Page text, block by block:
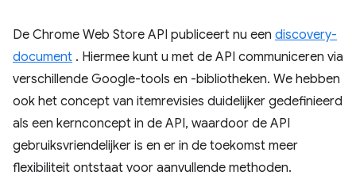
De Chrome Web Store API publiceert nu een discovery-
document . Hiermee kunt u met de API communiceren via
verschillende Google-tools en -bibliotheken. We hebben
ook het concept van itemrevisies duidelijker gedefinieerd
als een kernconcept in de API, waardoor de API
gebruiksvriendelijker is en er in de toekomst meer
flexibiliteit ontstaat voor aanvullende methoden.